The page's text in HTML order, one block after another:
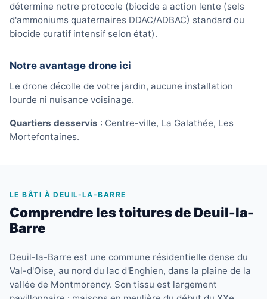
détermine notre protocole (biocide a action lente (sels
d'ammoniums quaternaires DDAC/ADBAC) standard ou
biocide curatif intensif selon état).
Notre avantage drone ici
Le drone décolle de votre jardin, aucune installation
lourde ni nuisance voisinage.
Quartiers desservis : Centre-ville, La Galathée, Les
Mortefontaines.
LE BÂTI À DEUIL-LA-BARRE
Comprendre les toitures de Deuil-la-
Barre
Deuil-la-Barre est une commune résidentielle dense du
Val-d'Oise, au nord du lac d'Enghien, dans la plaine de la
vallée de Montmorency. Son tissu est largement